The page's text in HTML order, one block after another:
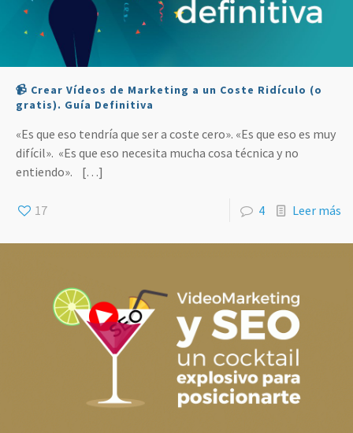
📹 Crear Vídeos de Marketing a un Coste Ridículo (o
gratis). Guía Definitiva
«Es que eso tendría que ser a coste cero». «Es que eso es muy
difícil». «Es que eso necesita mucha cosa técnica y no
entiendo».
[…]
17 4 Leer más